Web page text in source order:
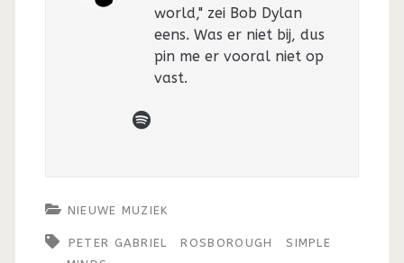
world," zei Bob Dylan
eens. Was er niet bij, dus
pin me er vooral niet op
vast.
spotify
NIEUWE MUZIEK
PETER GABRIEL ROSBOROUGH
SIMPLE